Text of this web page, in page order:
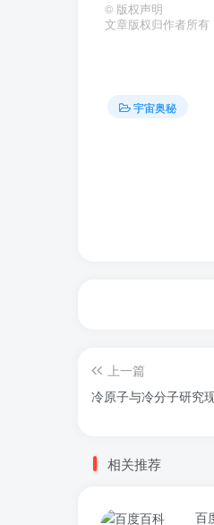
© 版权声明
文章版权归作者所有
宇宙奥秘
上一篇
冷原子与冷分子研究
相关推荐
百